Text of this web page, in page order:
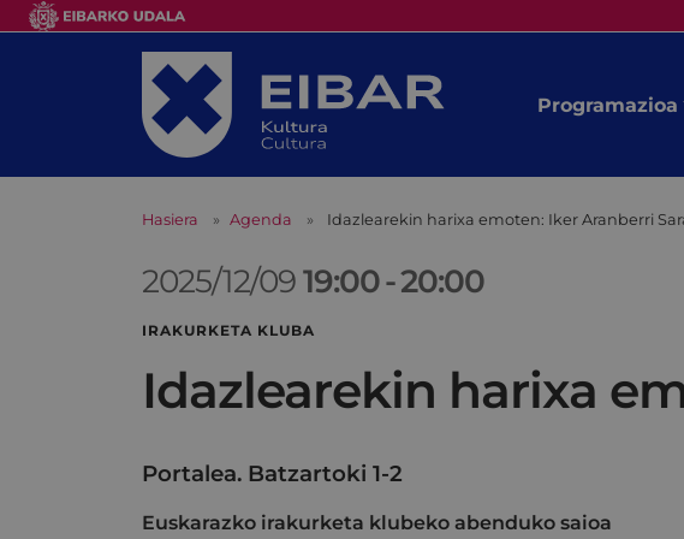
Programazioa
Hasiera Agenda Idazlearekin harixa emoten: Iker Aranberri
2025/12/0919:00-20:00
IRAKURKETA KLUBA
Idazlearekin harixa
Portalea. Batzartoki 1-2
Euskarazko irakurketa klubeko abenduko saioa